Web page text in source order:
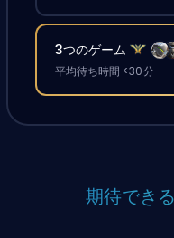
3つのゲーム
平均待ち時間 <30分
期待でき